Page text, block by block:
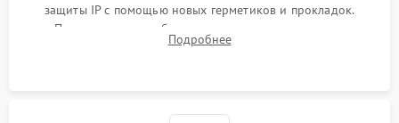
защиты IP с помощью новых герметиков и прокладок.
Программная калибровка матрицы по эталонному
абсолютно черному телу для точного измерения температур.
Подробнее